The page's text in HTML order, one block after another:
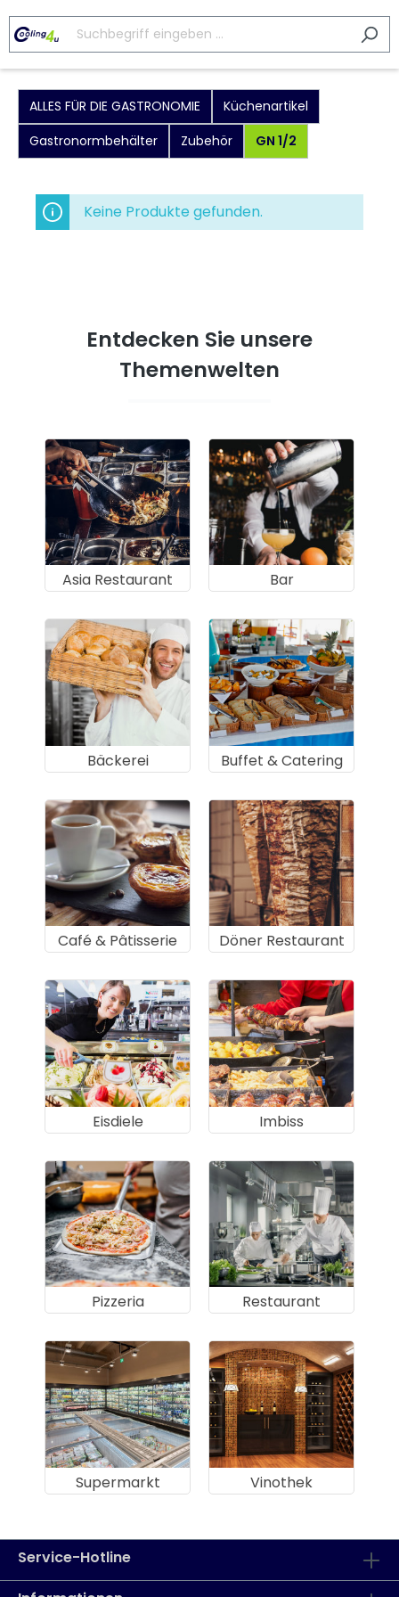
ALLES FÜR DIE GASTRONOMIE
Küchenartikel
Gastronormbehälter
Zubehör GN 1/2
Keine Produkte gefunden.
Entdecken Sie unsere
Themenwelten
Asia Restaurant Bar
Bäckerei Buffet & Catering
Café & Pâtisserie Döner Restaurant
Eisdiele Imbiss
Pizzeria Restaurant
Supermarkt Vinothek
Service-Hotline